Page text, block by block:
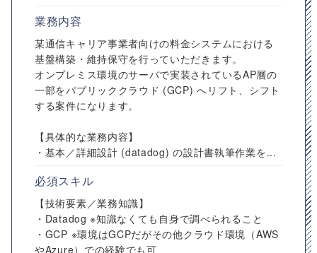
業務内容
某通信キャリア事業者向けの料金システムにおける
基盤構築・維持保守を行っていただきます。
オンプレミス環境のサーバで実装されているAP層の
一部をパブリッククラウド (GCP) へリフト、シフト
する案件になります。
【具体的な業務内容】
・基本／詳細設計 (datadog) の設計書執筆作業を...
必須スキル
【技術要素／業務知識】
・Datadog ※知識なくても自身で調べられること
・GCP ※環境はGCPだがその他クラウド環境（AWS
やAzure）での経験でも可